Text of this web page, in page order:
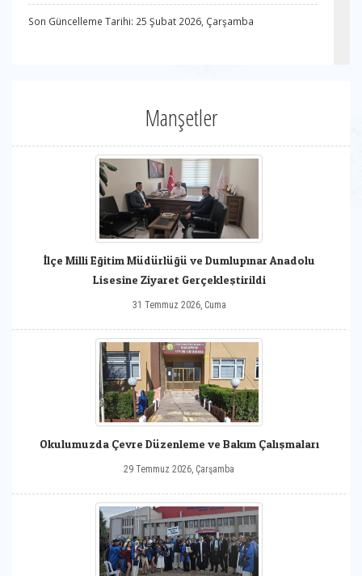
Son Güncelleme Tarihi: 25 Şubat 2026, Çarşamba
Manşetler
İlçe Milli Eğitim Müdürlüğü ve Dumlupınar Anadolu
Lisesine Ziyaret Gerçekleştirildi
31 Temmuz 2026, Cuma
Okulumuzda Çevre Düzenleme ve Bakım Çalışmaları
29 Temmuz 2026, Çarşamba